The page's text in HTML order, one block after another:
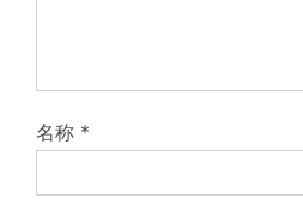
名称 *